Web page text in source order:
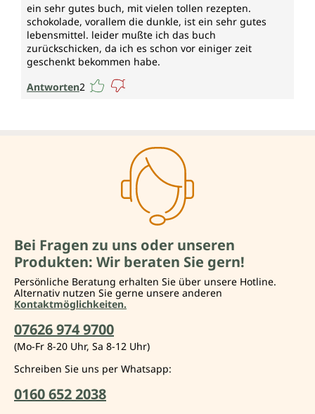
ein sehr gutes buch, mit vielen tollen rezepten.
schokolade, vorallem die dunkle, ist ein sehr gutes
lebensmittel. leider mußte ich das buch
zurückschicken, da ich es schon vor einiger zeit
geschenkt bekommen habe.
Antworten2
Bei Fragen zu uns oder unseren
Produkten: Wir beraten Sie gern!
Persönliche Beratung erhalten Sie über unsere Hotline.
Alternativ nutzen Sie gerne unsere anderen
Kontaktmöglichkeiten.
07626 974 9700
(Mo-Fr 8-20 Uhr, Sa 8-12 Uhr)
Schreiben Sie uns per Whatsapp:
0160 652 2038